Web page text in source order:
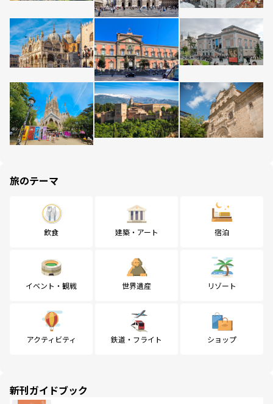
旅のテーマ
飲食 建築・アート 宿泊
イベント・観戦 世界遺産 リゾート
アクティビティ 鉄道・フライト ショップ
新刊ガイドブック